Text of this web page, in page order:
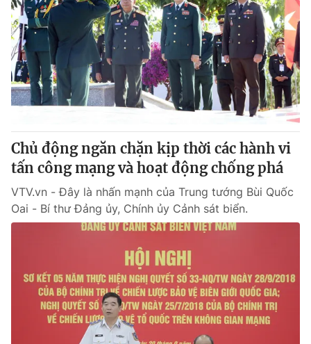
Chủ động ngăn chặn kịp thời các hành vi
tấn công mạng và hoạt động chống phá
VTV.vn - Đây là nhấn mạnh của Trung tướng Bùi Quốc
Oai - Bí thư Đảng ủy, Chính ủy Cảnh sát biển.